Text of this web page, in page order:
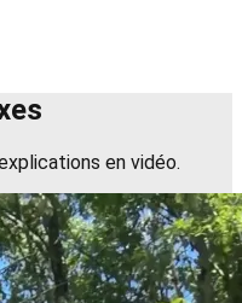
en vidéo.